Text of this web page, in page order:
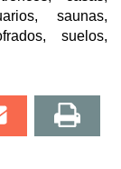
saunas,
suelos,